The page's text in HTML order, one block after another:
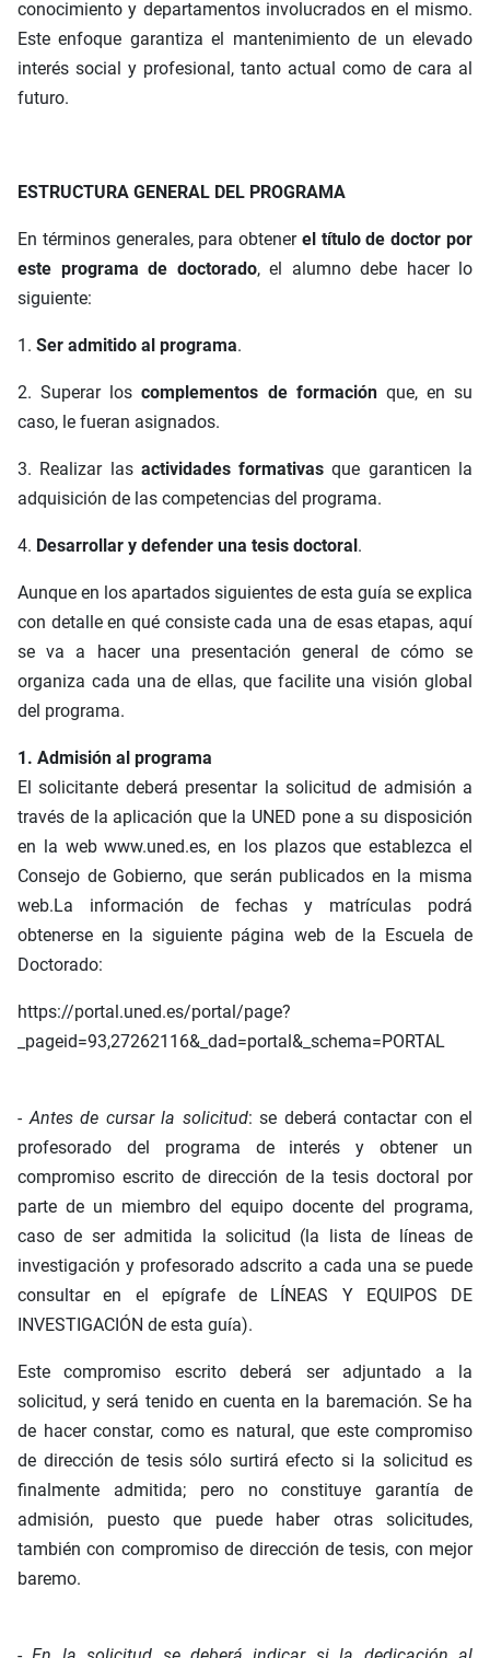
conocimiento y departamentos involucrados en el mismo.
Este enfoque garantiza el mantenimiento de un elevado
interés social y profesional, tanto actual como de cara al
futuro.
ESTRUCTURA GENERAL DEL PROGRAMA
En términos generales, para obtener el título de doctor por
este programa de doctorado, el alumno debe hacer lo
siguiente:
1. Ser admitido al programa.
2. Superar loscomplementos de formaciónque, en su
caso, le fueran asignados.
3. Realizar las actividades formativas que garanticen la
adquisición de las competencias del programa.
4. Desarrollar y defender una tesis doctoral .
Aunque en los apartados siguientes de esta guía se explica
con detalle en qué consiste cada una de esas etapas, aquí
se va a hacer una presentación general de cómo se
organiza cada una de ellas, que facilite una visión global
del programa.
1. Admisión al programa
El solicitante deberá presentar la solicitud de admisión a
través de la aplicación que la UNED pone a su disposición
en la web www.uned.es, en los plazos que establezca el
Consejo de Gobierno, que serán publicados en la misma
web.La información de fechas y matrículas podrá
obtenerse en la siguiente página web de la Escuela de
Doctorado:
https://portal.uned.es/portal/page?
_pageid=93,27262116&_dad=portal&_schema=PORTAL
- Antes de cursar la solicitud: se deberá contactar con el
profesorado del programa de interés y obtener un
compromiso escrito de dirección de la tesis doctoral por
parte de un miembro del equipo docente del programa,
caso de ser admitida la solicitud (la lista de líneas de
investigación y profesorado adscrito a cada una se puede
consultar en el epígrafe de LÍNEAS Y EQUIPOS DE
INVESTIGACIÓN de esta guía).
Este compromiso escrito deberá ser adjuntado a la
solicitud, y será tenido en cuenta en la baremación. Se ha
de hacer constar, como es natural, que este compromiso
de dirección de tesis sólo surtirá efecto si la solicitud es
finalmente admitida; pero no constituye garantía de
admisión, puesto que puede haber otras solicitudes,
también con compromiso de dirección de tesis, con mejor
baremo.